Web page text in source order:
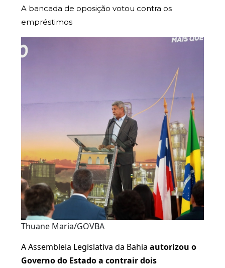
A bancada de oposição votou contra os
empréstimos
Thuane Maria/GOVBA
A Assembleia Legislativa da Bahia autorizou o
Governo do Estado a contrair dois